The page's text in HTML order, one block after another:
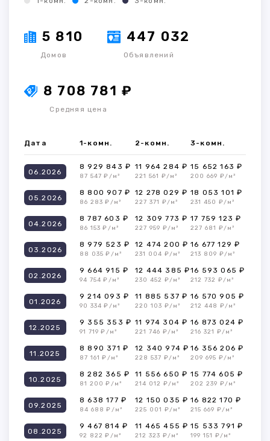
5 810
Домов
447 032
Объявлений
8 708 781 ₽
Средняя цена
Дата 1-комн. 2-комн. 3-комн.
06.2026
8 929 843 ₽
87 547 ₽/м²
11 964 284 ₽
221 561 ₽/м²
15 652 163 ₽
200 669 ₽/м²
05.2026
8 800 907 ₽
86 283 ₽/м²
12 278 029 ₽
227 371 ₽/м²
18 053 101 ₽
231 450 ₽/м²
04.2026
8 787 603 ₽
86 153 ₽/м²
12 309 773 ₽
227 959 ₽/м²
17 759 123 ₽
227 681 ₽/м²
03.2026
8 979 523 ₽
88 035 ₽/м²
12 474 200 ₽
231 004 ₽/м²
16 677 129 ₽
213 809 ₽/м²
02.2026
9 664 915 ₽
94 754 ₽/м²
12 444 385 ₽
230 452 ₽/м²
16 593 065 ₽
212 732 ₽/м²
01.2026
9 214 093 ₽
90 334 ₽/м²
11 885 537 ₽
220 103 ₽/м²
16 570 905 ₽
212 448 ₽/м²
12.2025
9 355 353 ₽
91 719 ₽/м²
11 974 304 ₽
221 746 ₽/м²
16 873 024 ₽
216 321 ₽/м²
11.2025
8 890 371 ₽
87 161 ₽/м²
12 340 974 ₽
228 537 ₽/м²
16 356 206 ₽
209 695 ₽/м²
10.2025
8 282 365 ₽
81 200 ₽/м²
11 556 650 ₽
214 012 ₽/м²
15 774 605 ₽
202 239 ₽/м²
09.2025
8 638 177 ₽
84 688 ₽/м²
12 150 035 ₽
225 001 ₽/м²
16 822 170 ₽
215 669 ₽/м²
08.2025
9 467 814 ₽
92 822 ₽/м²
11 465 455 ₽
212 323 ₽/м²
15 533 791 ₽
199 151 ₽/м²